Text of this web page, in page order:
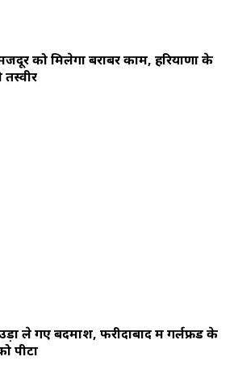
को मिलेगा बराबर काम, हरियाणा के
ले गए बदमाश, फरीदाबाद में गर्लफ्रेंड के
पीटा